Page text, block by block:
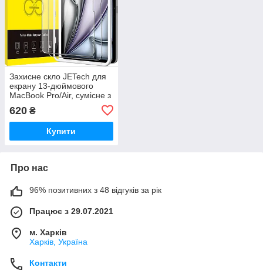
Захисне скло JETech для
екрану 13-дюймового
MacBook Pro/Air, сумісне з
років (одне скло у
комплекті)
620 ₴
Купити
Про нас
96% позитивних з 48 відгуків за рік
Працює з 29.07.2021
м. Харків
Харків, Україна
Контакти